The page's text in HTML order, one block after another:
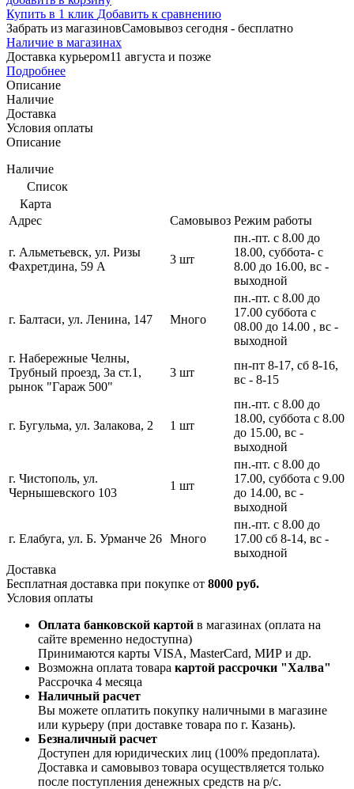
Купить в 1 клик Добавить к сравнению
Забрать из магазиновСамовывоз сегодня - бесплатно
Наличие в магазинах
Доставка курьером11 августа и позже
Подробнее
Описание
Наличие
Доставка
Условия оплаты
Описание
Наличие
Список
Карта
Адрес
Самовывоз Режим работы
г. Альметьевск, ул. Ризы
Фахретдина, 59 А
3 шт
пн.-пт. с 8.00 до
18.00, суббота- с
8.00 до 16.00, вс -
выходной
г. Балтаси, ул. Ленина, 147 Много
пн.-пт. с 8.00 до
17.00 суббота с
08.00 до 14.00 , вс -
выходной
г. Набережные Челны,
Трубный проезд, 3а ст.1,
рынок "Гараж 500"
3 шт
пн-пт 8-17, сб 8-16,
вс - 8-15
г. Бугульма, ул. Залакова, 2 1 шт
пн.-пт. с 8.00 до
18.00, суббота с 8.00
до 15.00, вс -
выходной
г. Чистополь, ул.
Чернышевского 103
1 шт
пн.-пт. с 8.00 до
17.00, суббота с 9.00
до 14.00, вс -
выходной
г. Елабуга, ул. Б. Урманче 26 Много
пн.-пт. с 8.00 до
17.00 сб 8-14, вс -
выходной
Доставка
Бесплатная доставка при покупке от 8000 руб.
Условия оплаты
Оплата банковской картой в магазинах (оплата на
сайте временно недоступна)
Принимаются карты VISA, MasterCard, МИР и др.
Возможна оплата товара картой рассрочки "Халва"
Рассрочка 4 месяца
Наличный расчет
Вы можете оплатить покупку наличными в магазине
или курьеру (при доставке товара по г. Казань).
Безналичный расчет
Доступен для юридических лиц (100% предоплата).
Доставка и самовывоз товара осуществляется только
после поступления денежных средств на р/c.